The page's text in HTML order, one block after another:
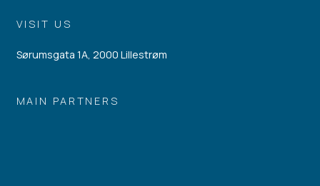
VISIT US
Sørumsgata 1A, 2000 Lillestrøm
MAIN PARTNERS